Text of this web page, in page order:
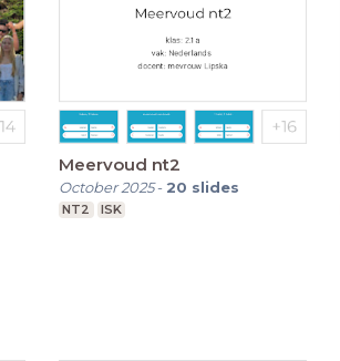
Meervoud nt2
October 2025- 20 slides
NT2 ISK